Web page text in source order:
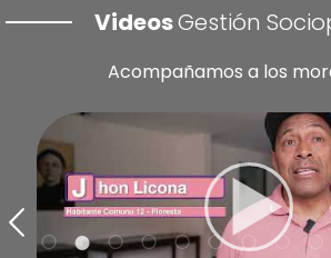
VideosGestión
Acompañamos a los